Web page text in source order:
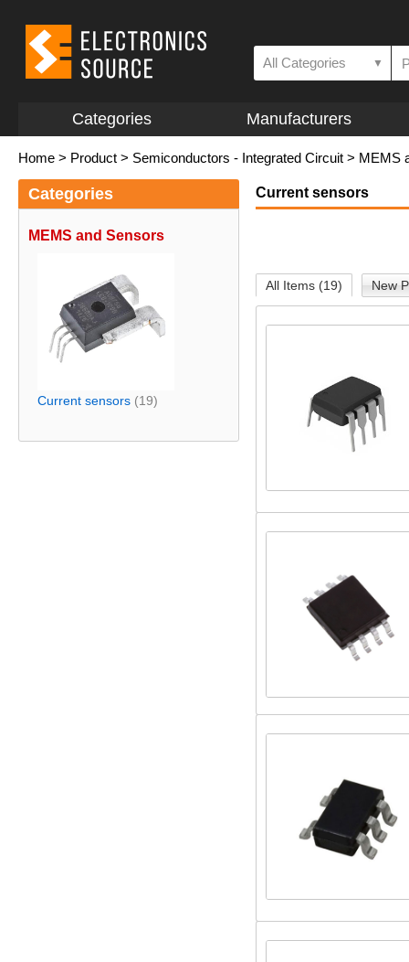
All Categories ▼
Categories Manufacturers
Home > Product > Semiconductors - Integrated Circuit > MEMS
Categories
MEMS and Sensors
Current sensors (19)
Current sensors
All Items (19) New